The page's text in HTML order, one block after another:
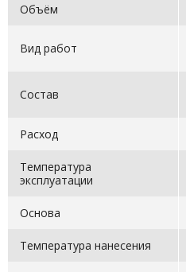
Объём
Вид работ
Состав
Расход
Температура
эксплуатации
Основа
Температура нанесения